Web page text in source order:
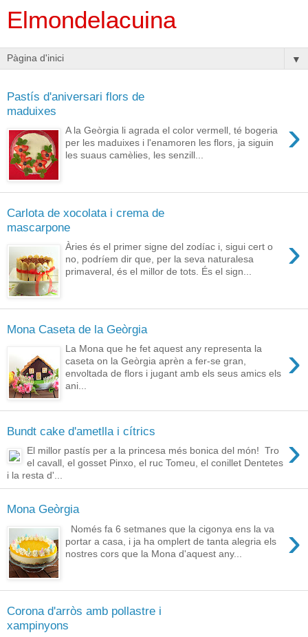
Elmondelacuina
▼
Pastís d'aniversari flors de
maduixes
›
A la Geòrgia li agrada el color vermell, té bogeria
per les maduixes i l'enamoren les flors, ja siguin
les suaus camèlies, les senzill...
Carlota de xocolata i crema de
mascarpone
›
Àries és el primer signe del zodíac i, sigui cert o
no, podríem dir que, per la seva naturalesa
primaveral, és el millor de tots. És el sign...
Mona Caseta de la Geòrgia
›
La Mona que he fet aquest any representa la
caseta on la Geòrgia aprèn a fer-se gran,
envoltada de flors i jugant amb els seus amics els
ani...
Bundt cake d'ametlla i cítrics ›
El millor pastís per a la princesa més bonica del món! Tro
el cavall, el gosset Pinxo, el ruc Tomeu, el conillet Dentetes
i la resta d'...
Mona Geòrgia
›
Només fa 6 setmanes que la cigonya ens la va
portar a casa, i ja ha omplert de tanta alegria els
nostres cors que la Mona d'aquest any...
Corona d'arròs amb pollastre i
xampinyons